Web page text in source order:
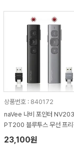
상품번호 : 840172
naVee 나비 포인터
PT200 블루투스 무선 프리
레드 레이저 포인터
23,100원